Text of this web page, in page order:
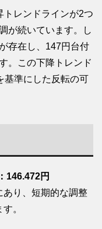
レンドラインが2つ
が続いています。し
存在し、147円台付
。この下降トレンド
基準にした反転の可
146.472円
あり、短期的な調整
。